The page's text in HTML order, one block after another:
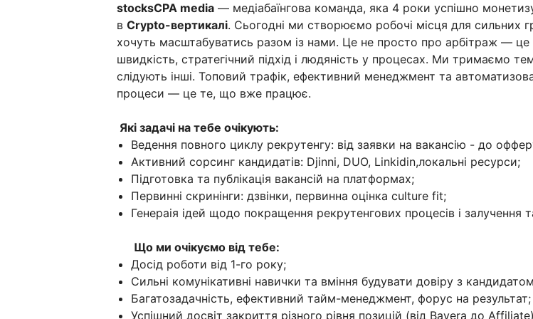
stocksCPA media — медіабаїнгова команда, яка 4 роки успішно
в Crypto-вертикалі. Сьогодні ми створюємо робочі місця для сильних
хочуть масштабуватись разом із нами. Це не просто про арбітраж — це
швидкість, стратегічний підхід і людяність у процесах. Ми тримаємо
слідують інші. Топовий трафік, ефективний менеджмент та
процеси — це те, що вже працює.
Які задачі на тебе очікують:
Ведення повного циклу рекрутенгу: від заявки на вакансію - до
Активний сорсинг кандидатів: Djinni, DUO, Linkidin,локальні ресурси;
Підготовка та публікація вакансій на платформах;
Первинні скринінги: дзвінки, первинна оцінка culture fit;
Генераія ідей щодо покращення рекрутенгових процесів і залучення
Що ми очікуємо від тебе:
Досід роботи від 1-го року;
Сильні комунікативні навички та вміння будувати довіру з
Багатозадачність, ефективний тайм-менеджмент, форус на результат;
Успішний досвіт закриття різного рівня позицій (від Bayera до